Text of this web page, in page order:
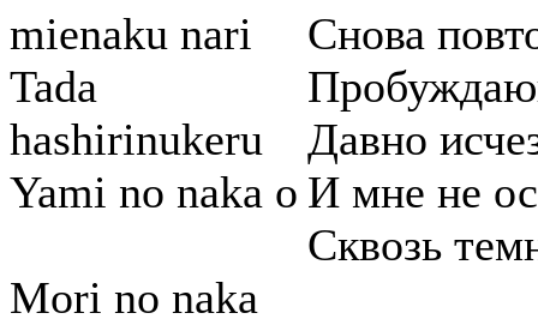
mienaku nari
Tada
hashirinukeru
Yami no naka o
Mori no naka
Снова
Давно
И мне не
Сквозь